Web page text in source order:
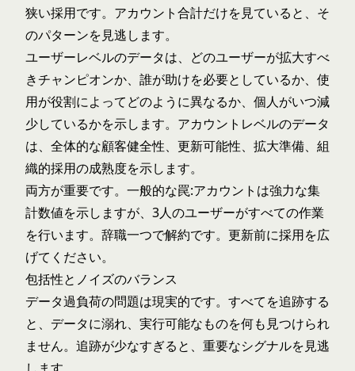
狭い採用です。アカウント合計だけを見ていると、そ
のパターンを見逃します。
ユーザーレベルのデータは、どのユーザーが拡大すべ
きチャンピオンか、誰が助けを必要としているか、使
用が役割によってどのように異なるか、個人がいつ減
少しているかを示します。アカウントレベルのデータ
は、全体的な顧客健全性、更新可能性、拡大準備、組
織的採用の成熟度を示します。
両方が重要です。一般的な罠:アカウントは強力な集
計数値を示しますが、3人のユーザーがすべての作業
を行います。辞職一つで解約です。更新前に採用を広
げてください。
包括性とノイズのバランス
データ過負荷の問題は現実的です。すべてを追跡する
と、データに溺れ、実行可能なものを何も見つけられ
ません。追跡が少なすぎると、重要なシグナルを見逃